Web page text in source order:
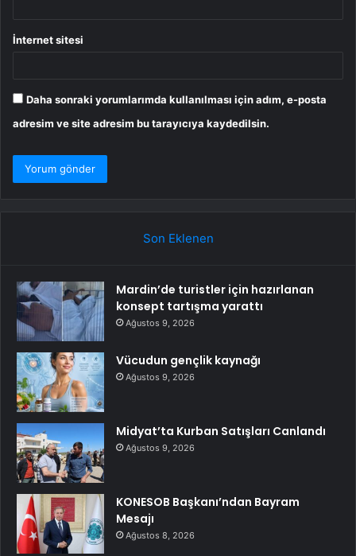
İnternet sitesi
Daha sonraki yorumlarımda kullanılması için adım, e-posta
adresim ve site adresim bu tarayıcıya kaydedilsin.
Son Eklenen
Mardin’de turistler için hazırlanan
konsept tartışma yarattı
Ağustos 9, 2026
Vücudun gençlik kaynağı
Ağustos 9, 2026
Midyat’ta Kurban Satışları Canlandı
Ağustos 9, 2026
KONESOB Başkanı’ndan Bayram
Mesajı
Ağustos 8, 2026